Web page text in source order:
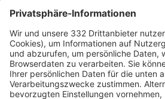
HÄUFIG BESUCHTE SEITEN
Pässe und Vereinswechsel
Trainerausbildung
Schulungsangebot Vereinsmitarbeiter